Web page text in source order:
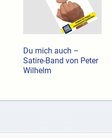
Du mich auch –
Satire-Band von Peter
Wilhelm